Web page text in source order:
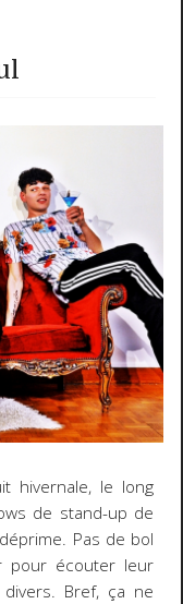
hivernale, le long
de stand-up de
Pas de bol
pour écouter leur
Bref, ça ne